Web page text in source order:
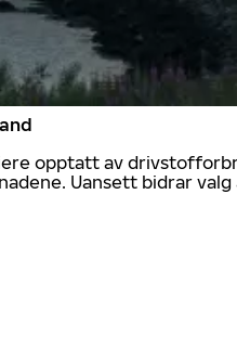
opptatt av
Uansett bidrar